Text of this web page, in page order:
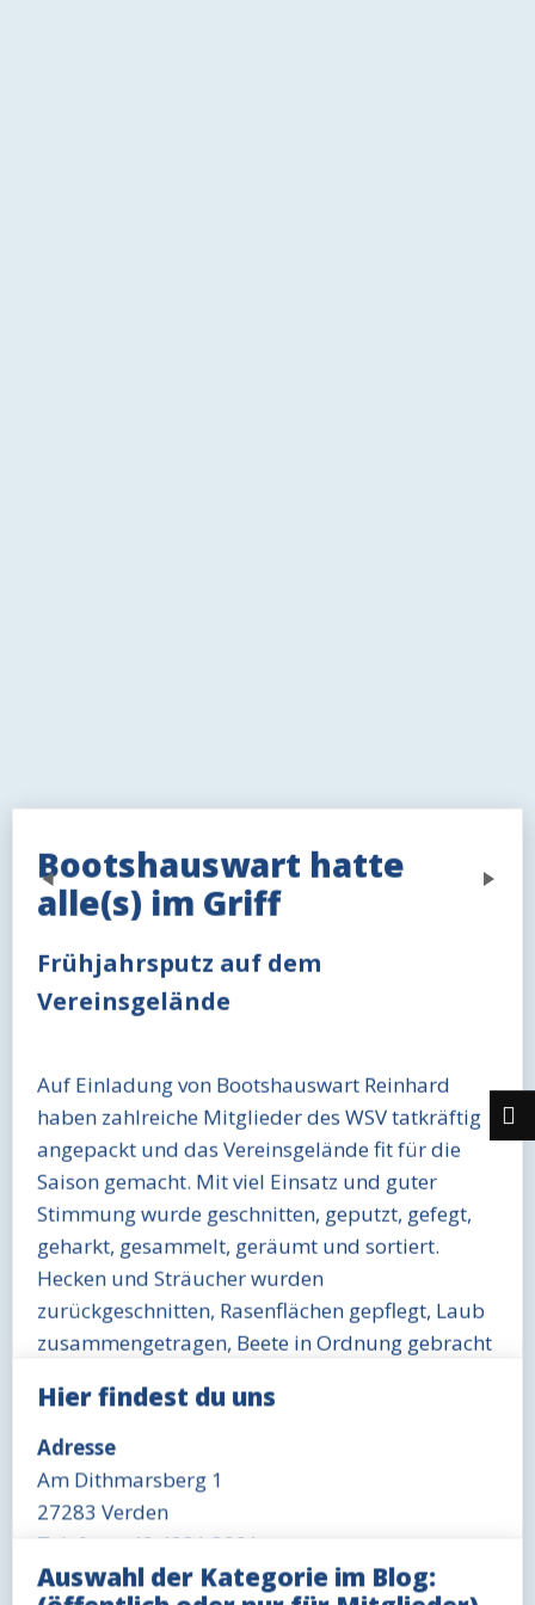
Bootshauswart hatte
alle(s) im Griff
Frühjahrsputz auf dem
Vereinsgelände
Auf Einladung von Bootshauswart Reinhard
haben zahlreiche Mitglieder des WSV tatkräftig
angepackt und das Vereinsgelände fit für die
Saison gemacht. Mit viel Einsatz und guter
Stimmung wurde geschnitten, geputzt, gefegt,
geharkt, gesammelt, geräumt und sortiert.
Hecken und Sträucher wurden
zurückgeschnitten, Rasenflächen gepflegt, Laub
zusammengetragen, Beete in Ordnung gebracht
wurde geschrubbt, gewischt, aufgeräumt und
ausgemistet. Boote und Material wurden
kontrolliert, getragen, gestapelt, eingeordnet
und teilweise auch direkt instand gesetzt.
Zusätzlich wurde geschraubt, repariert,
ausgebessert, entsorgt und neu organisiert,
Previous
Hier findest du uns
Adresse
Am Dithmarsberg 1
27283 Verden
Telefon: +49 4231 3291
Öffnungszeit Büro
Auswahl der Kategorie im Blog: